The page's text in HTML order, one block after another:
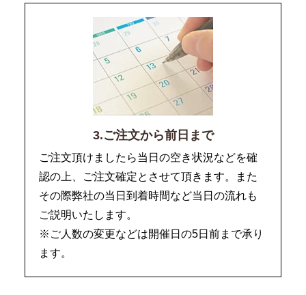
3.ご注文から前日まで
ご注文頂けましたら当日の空き状況などを確
認の上、ご注文確定とさせて頂きます。また
その際弊社の当日到着時間など当日の流れも
ご説明いたします。
※ご人数の変更などは開催日の5日前まで承り
ます。